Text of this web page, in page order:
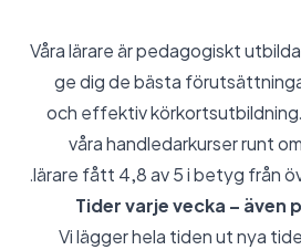
Våra lärare är pedagogiskt
ge dig de bästa
och effektiv
våra handledarkurser runt
lärare fått 4,8 av 5 i betyg från
Tider varje vecka – även
Vi lägger hela tiden ut nya